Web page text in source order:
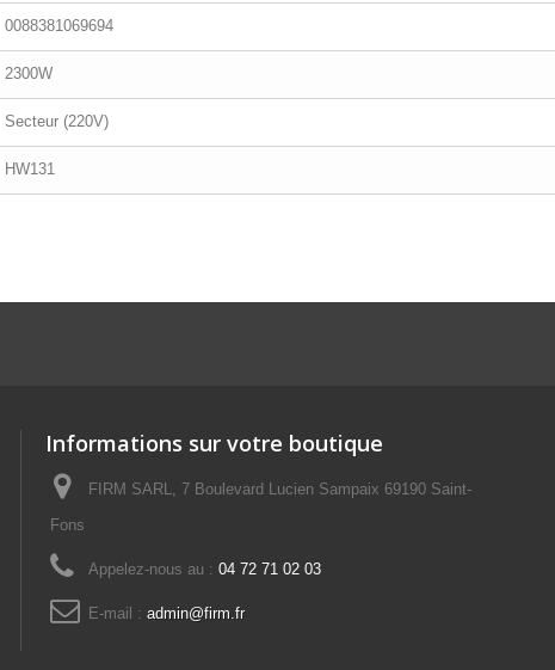
0088381069694
2300W
Secteur (220V)
HW131
Informations sur votre boutique
FIRM SARL, 7 Boulevard Lucien Sampaix 69190 Saint-
Fons
Appelez-nous au : 04 72 71 02 03
E-mail : admin@firm.fr